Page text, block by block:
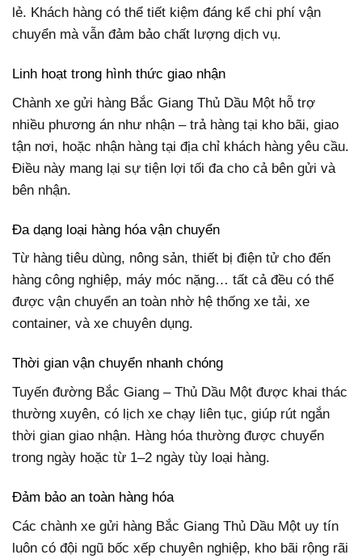
lẻ. Khách hàng có thể tiết kiệm đáng kể chi phí vận
chuyển mà vẫn đảm bảo chất lượng dịch vụ.
Linh hoạt trong hình thức giao nhận
Chành xe gửi hàng Bắc Giang Thủ Dầu Một hỗ trợ
nhiều phương án như nhận – trả hàng tại kho bãi, giao
tận nơi, hoặc nhận hàng tại địa chỉ khách hàng yêu cầu.
Điều này mang lại sự tiện lợi tối đa cho cả bên gửi và
bên nhận.
Đa dạng loại hàng hóa vận chuyển
Từ hàng tiêu dùng, nông sản, thiết bị điện tử cho đến
hàng công nghiệp, máy móc nặng… tất cả đều có thể
được vận chuyển an toàn nhờ hệ thống xe tải, xe
container, và xe chuyên dụng.
Thời gian vận chuyển nhanh chóng
Tuyến đường Bắc Giang – Thủ Dầu Một được khai thác
thường xuyên, có lịch xe chạy liên tục, giúp rút ngắn
thời gian giao nhận. Hàng hóa thường được chuyển
trong ngày hoặc từ 1–2 ngày tùy loại hàng.
Đảm bảo an toàn hàng hóa
Các chành xe gửi hàng Bắc Giang Thủ Dầu Một uy tín
luôn có đội ngũ bốc xếp chuyên nghiệp, kho bãi rộng rãi